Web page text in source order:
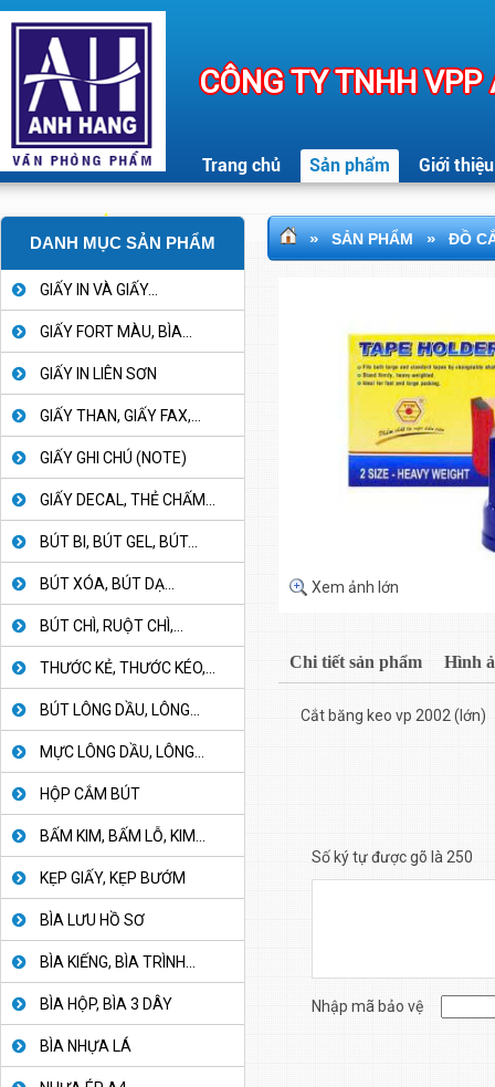
CÔNG TY TNHH
Trang chủ Sản phẩm Giới thiệu
DANH MỤC SẢN PHẨM
GIẤY IN VÀ GIẤY...
GIẤY FORT MÀU, BÌA...
GIẤY IN LIÊN SƠN
GIẤY THAN, GIẤY FAX,...
GIẤY GHI CHÚ (NOTE)
GIẤY DECAL, THẺ CHẤM...
BÚT BI, BÚT GEL, BÚT...
BÚT XÓA, BÚT DẠ...
BÚT CHÌ, RUỘT CHÌ,...
THƯỚC KẺ, THƯỚC KÉO,...
BÚT LÔNG DẦU, LÔNG...
MỰC LÔNG DẦU, LÔNG...
HỘP CẮM BÚT
BẤM KIM, BẤM LỖ, KIM...
KẸP GIẤY, KẸP BƯỚM
BÌA LƯU HỒ SƠ
BÌA KIẾNG, BÌA TRÌNH...
BÌA HỘP, BÌA 3 DÂY
BÌA NHỰA LÁ
» SẢN PHẨM » ĐỒ
Xem ảnh lớn
Chi tiết sản phẩm Hình
Cắt băng keo vp 2002 (lớn)
Số ký tự được gõ là 250
Nhập mã bảo vệ